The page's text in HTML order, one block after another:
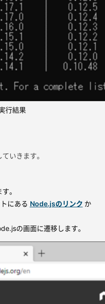
行結果
いきます。
。
にある Node.jsのリンク か
の画面に遷移します。